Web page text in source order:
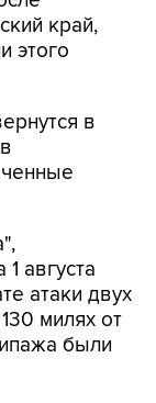
край,
этого
в
августа
атаки двух
милях от
были